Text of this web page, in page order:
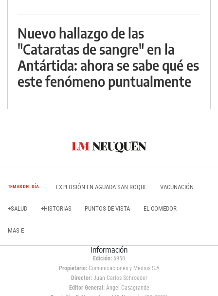
Nuevo hallazgo de las
"Cataratas de sangre" en la
Antártida: ahora se sabe qué es
este fenómeno puntualmente
TEMAS DEL DÍA EXPLOSIÓN EN AGUADA SAN ROQUE VACUNACIÓN
+SALUD +HISTORIAS PUNTOS DE VISTA EL COMEDOR
MAS E
Información
Edición: 6950
Propietario:Comunicaciones y Medios S.A
Director: Juan Carlos Schroeder
Editor General:Ángel Casagrande